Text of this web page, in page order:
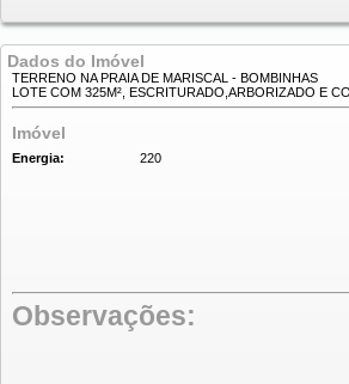
Dados do Imóvel
TERRENO NA PRAIA DE MARISCAL - BOMBINHAS
LOTE COM 325M², ESCRITURADO,ARBORIZADO E
Imóvel
Energia: 220
Observações: